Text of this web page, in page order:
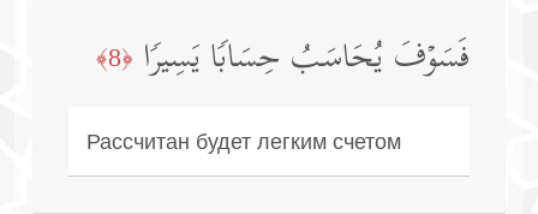
فَسَوۡفَ یُحَاسَبُ حِسَابࣰا یَسِیرࣰا ﴿8﴾
Рассчитан будет легким счетом